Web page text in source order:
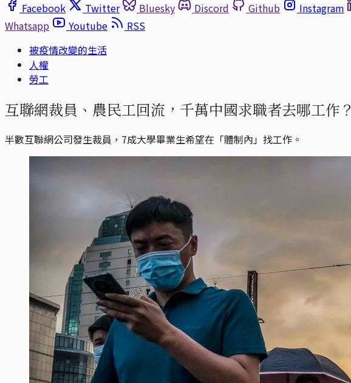
Facebook
Twitter Bluesky Discord Github Instagram
Whatsapp
Youtube
RSS
被疫情改變的生活
人權
勞工
互聯網裁員、農民工回流，千萬中國求職者去哪工作？
半數互聯網公司發生裁員，7成大學畢業生希望在「體制內」找工作。